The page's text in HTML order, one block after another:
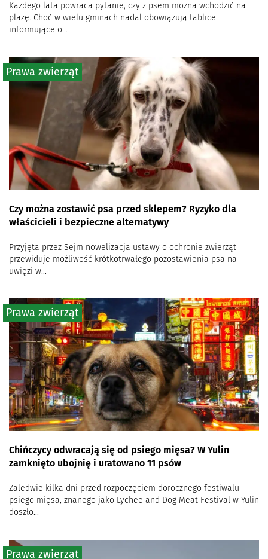
Każdego lata powraca pytanie, czy z psem można wchodzić na
plażę. Choć w wielu gminach nadal obowiązują tablice
informujące o...
Czy można zostawić psa przed sklepem? Ryzyko dla
właścicieli i bezpieczne alternatywy
Przyjęta przez Sejm nowelizacja ustawy o ochronie zwierząt
przewiduje możliwość krótkotrwałego pozostawienia psa na
uwięzi w...
Prawa zwierząt
Chińczycy odwracają się od psiego mięsa? W Yulin
zamknięto ubojnię i uratowano 11 psów
Zaledwie kilka dni przed rozpoczęciem dorocznego festiwalu
psiego mięsa, znanego jako Lychee and Dog Meat Festival w Yulin
doszło...
Prawa zwierząt
Prawa zwierząt